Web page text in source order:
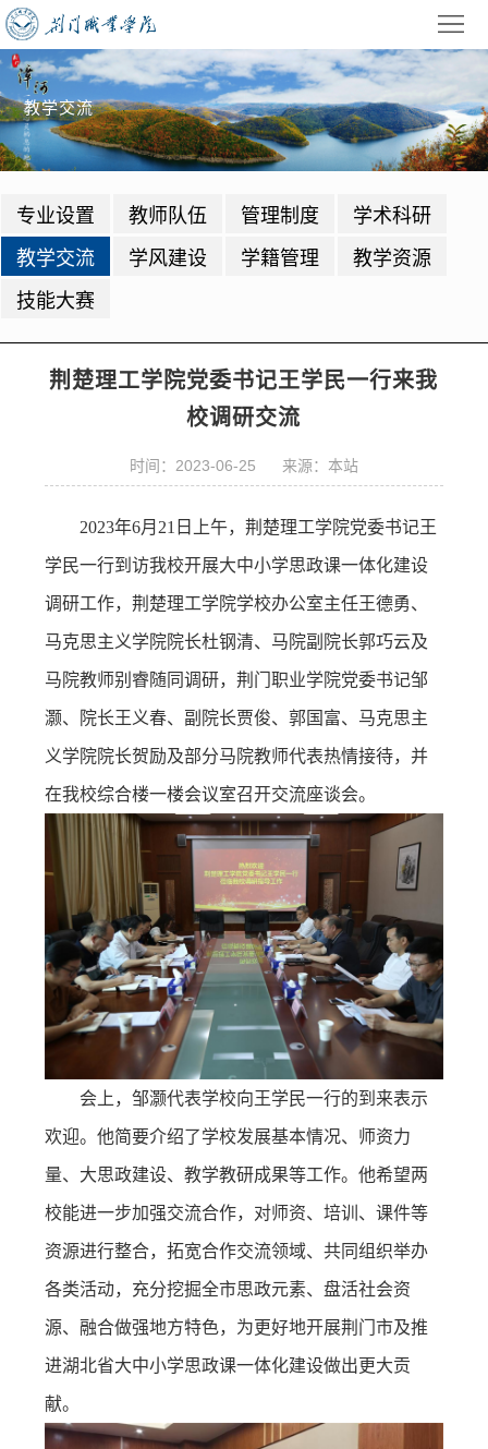
首
页
学
校
概
招
生
业
教
管
生
校
教学交流
专业设置 教师队伍 管理制度
学术科研
教学交流
学风建设 学籍管理
教学资源
技能大赛
荆楚理工学院党委书记王学民一行来我
校调研交流
时间：2023-06-25 来源：本站
2023年6月21日上午，荆楚理工学院党委书记王
学民一行到访我校开展大中小学思政课一体化建设
调研工作，荆楚理工学院学校办公室主任王德勇、
马克思主义学院院长杜钢清、马院副院长郭巧云及
马院教师别睿随同调研，荆门职业学院党委书记邹
灏、院长王义春、副院长贾俊、郭国富、马克思主
义学院院长贺励及部分马院教师代表热情接待，并
在我校综合楼一楼会议室召开交流座谈会。
会上，邹灏代表学校向王学民一行的到来表示
欢迎。他简要介绍了学校发展基本情况、师资力
量、大思政建设、教学教研成果等工作。他希望两
校能进一步加强交流合作，对师资、培训、课件等
资源进行整合，拓宽合作交流领域、共同组织举办
各类活动，充分挖掘全市思政元素、盘活社会资
源、融合做强地方特色，为更好地开展荆门市及推
进湖北省大中小学思政课一体化建设做出更大贡
献。